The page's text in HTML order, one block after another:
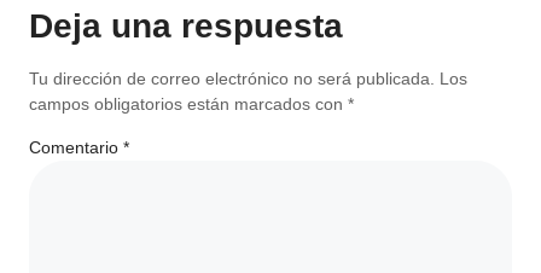
Deja una respuesta
Tu dirección de correo electrónico no será publicada.
Los
campos obligatorios están marcados con *
Comentario *